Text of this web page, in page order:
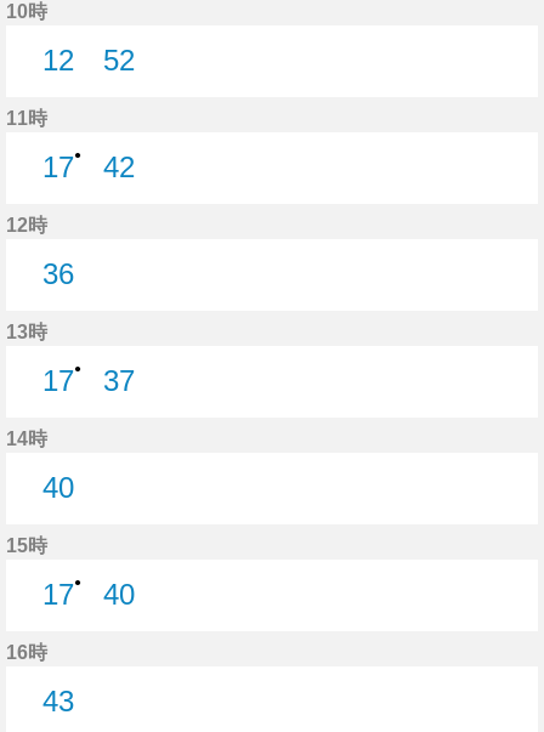
10時
12
52
11時
17●
42
12時
36
13時
17●
37
14時
40
15時
17●
40
16時
43